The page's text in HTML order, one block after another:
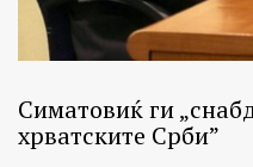
Симатовиќ ги
хрватските Срби”